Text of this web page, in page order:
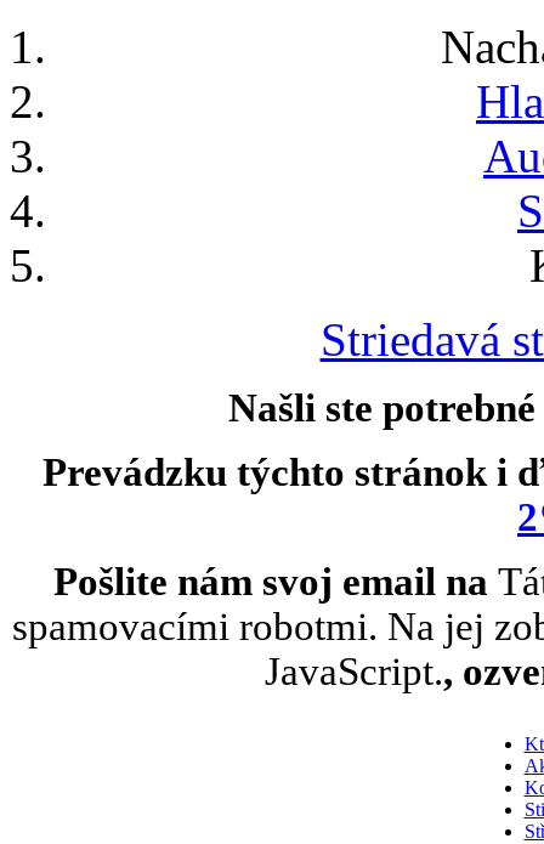
Striedavá
Našli ste
Prevádzku týchto stránok i
Pošlite nám svoj email na
spamovacími robotmi. Na jej
JavaScript.,